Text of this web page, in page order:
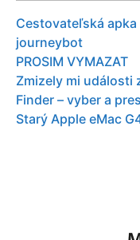
Cestovateľská
journeybot
PROSIM VYMAZAT
Zmizely mi události
Finder – vyber a
Starý Apple eMac